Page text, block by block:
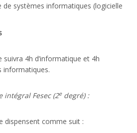
de systèmes informatiques (logicielle
suivra 4h d’informatique et 4h
informatiques.
intégral Fesec (2edegré) :
dispensent comme suit :